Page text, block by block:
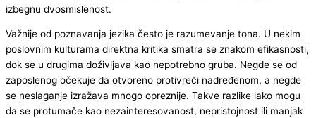
izbegnu dvosmislenost.
Važnije od poznavanja jezika često je razumevanje tona. U nekim
poslovnim kulturama direktna kritika smatra se znakom efikasnosti,
dok se u drugima doživljava kao nepotrebno gruba. Negde se od
zaposlenog očekuje da otvoreno protivreči nadređenom, a negde
se neslaganje izražava mnogo opreznije. Takve razlike lako mogu
da se protumače kao nezainteresovanost, nepristojnost ili manjak